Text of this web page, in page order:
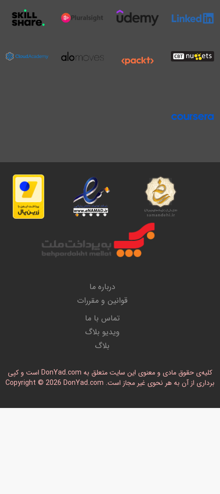
درباره ما
قوانین و مقررات
تماس با ما
ویدیو بلاگ
بلاگ
کلیه‌ی حقوق مادی و معنوی این سایت متعلق به DonYad.com است و کپی
برداری از آن به هر نحوی غیر مجاز است. Copyright © 2026 DonYad.com